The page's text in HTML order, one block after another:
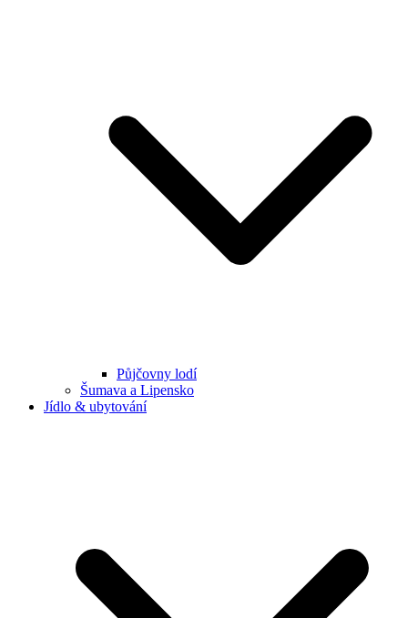
Půjčovny lodí
Šumava a Lipensko
Jídlo & ubytování